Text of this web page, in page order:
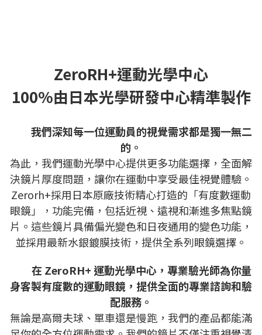
ZeroRH+運動光學中心
100%由日本光學研發中心精準製作
我們深知每一位運動員的視覺需求都是獨一無二
的。
為此，我們運動光學中心提供更多功能選擇，全面解
決鏡片厚度問題，讓你在運動中享受最佳視覺體驗。
Zerorh+採用日本原廠技術精心打造的「有度數運動
眼鏡」，功能完備，包括近視、遠視和漸進多焦點鏡
片。這些鏡片具備偏光變色和日夜通用的變色功能，
並採用最新水銀鍍膜技術，提供全系列眼鏡選擇。
在 ZeroRH+ 運動光學中心，專業驗光師為你量
身客製有度數的運動眼鏡，提供全面的專業諮詢和驗
配服務。
無論是高爾夫球、單車還是慢跑，我們的產品都能滿